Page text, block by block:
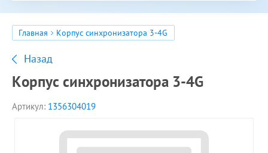
Главная Корпус синхронизатора 3-4G
Назад
Корпус синхронизатора 3-4G
Артикул: 1356304019